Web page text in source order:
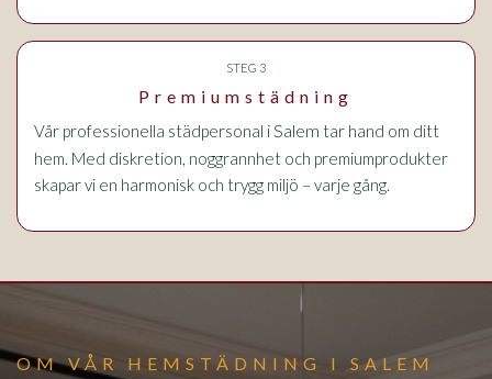
STEG 3
Premiumstädning
Vår professionella städpersonal i Salem tar hand om ditt
hem. Med diskretion, noggrannhet och premiumprodukter
skapar vi en harmonisk och trygg miljö – varje gång.
OM VÅR HEMSTÄDNING I SALEM